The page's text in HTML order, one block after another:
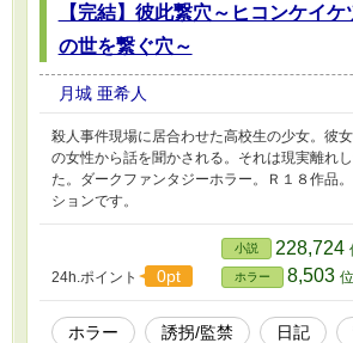
【完結】彼此繋穴～ヒコンケイ
の世を繋ぐ穴～
月城 亜希人
殺人事件現場に居合わせた高校生の少女。彼
の女性から話を聞かされる。それは現実離れ
た。ダークファンタジーホラー。Ｒ１８作品
ションです。
24h.ポイント 0pt
小説 228,724
ホラー 8,503
ホラー 誘拐/監禁 日記